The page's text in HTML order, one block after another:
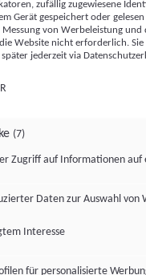
mit anderen
usw.) auf
werden, um es
App oder einer Webseite
der hier aufgeführten
zufällig zugewiesene
Gerät gespeichert oder
von Werbeleistung
Website nicht erforderlich.
jederzeit via
(7)
Zugriff auf Informationen auf
Daten zur Auswahl von
Interesse
für personalisierte